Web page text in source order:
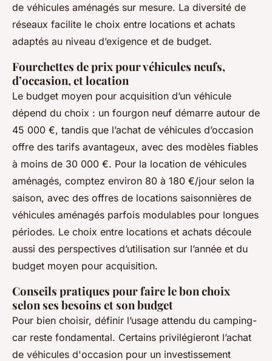
de véhicules aménagés sur mesure. La diversité de
réseaux facilite le choix entre locations et achats
adaptés au niveau d’exigence et de budget.
Fourchettes de prix pour véhicules neufs,
d’occasion, et location
Le budget moyen pour acquisition d’un véhicule
dépend du choix : un fourgon neuf démarre autour de
45 000 €, tandis que l’achat de véhicules d’occasion
offre des tarifs avantageux, avec des modèles fiables
à moins de 30 000 €. Pour la location de véhicules
aménagés, comptez environ 80 à 180 €/jour selon la
saison, avec des offres de locations saisonnières de
véhicules aménagés parfois modulables pour longues
périodes. Le choix entre locations et achats découle
aussi des perspectives d’utilisation sur l’année et du
budget moyen pour acquisition.
Conseils pratiques pour faire le bon choix
selon ses besoins et son budget
Pour bien choisir, définir l’usage attendu du camping-
car reste fondamental. Certains privilégieront l’achat
de véhicules d'occasion pour un investissement